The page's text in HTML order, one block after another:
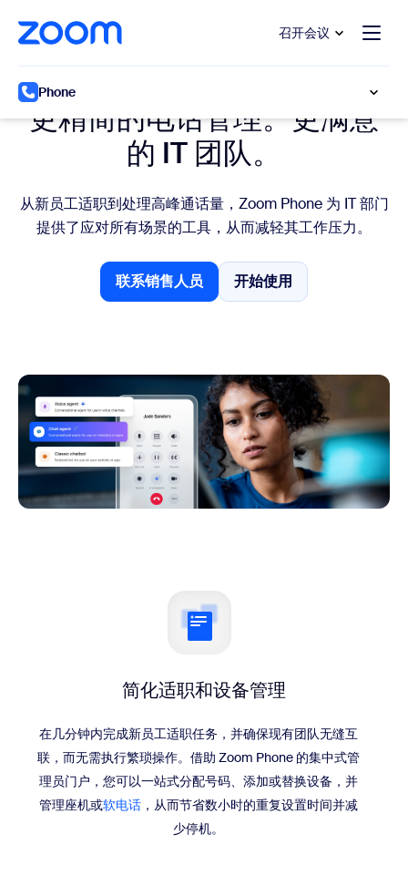
至主要内容
至帮助聊天 召开会议
Phone
更精简的电话管理。更满意
的 IT 团队。
从新员工适职到处理高峰通话量，Zoom Phone 为 IT 部门
提供了应对所有场景的工具，从而减轻其工作压力。
联系销售人员
联系销售人员
开始使用
开始使用
简化适职和设备管理
在几分钟内完成新员工适职任务，并确保现有团队无缝互
联，而无需执行繁琐操作。借助 Zoom Phone 的集中式管
理员门户，您可以一站式分配号码、添加或替换设备，并
管理座机或软电话 ，从而节省数小时的重复设置时间并减
少停机。